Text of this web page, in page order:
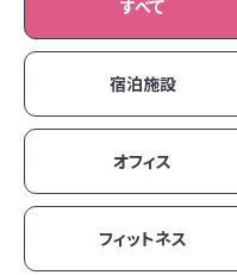
すべて
宿泊施設
オフィス
フィットネス